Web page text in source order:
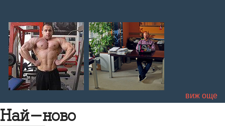
си поговорихме за
здравето и диетите,
тренировките и
добрата кондиция,
успеха и мечтите.
виж още
Най-ново